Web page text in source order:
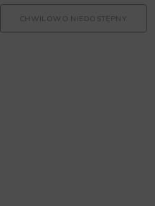
CHWILOWO NIEDOSTĘPNY